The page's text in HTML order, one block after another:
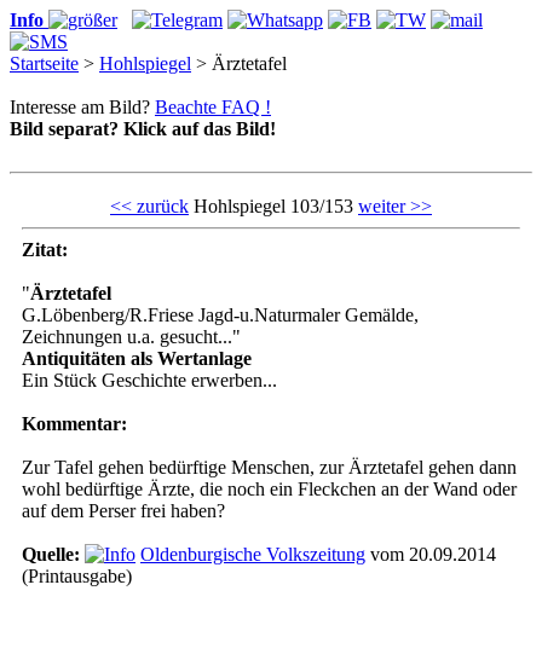
Info
Startseite > Hohlspiegel > Ärztetafel
Interesse am Bild? Beachte FAQ !
Bild separat? Klick auf das Bild!
<< zurück Hohlspiegel 103/153 weiter >>
Zitat:
"Ärztetafel
G.Löbenberg/R.Friese Jagd-u.Naturmaler Gemälde,
Zeichnungen u.a. gesucht..."
Antiquitäten als Wertanlage
Ein Stück Geschichte erwerben...
Kommentar:
Zur Tafel gehen bedürftige Menschen, zur Ärztetafel gehen dann
wohl bedürftige Ärzte, die noch ein Fleckchen an der Wand oder
auf dem Perser frei haben?
Quelle: Oldenburgische Volkszeitung vom 20.09.2014
(Printausgabe)